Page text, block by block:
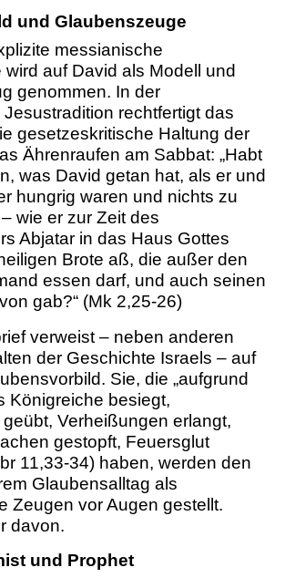
und Glaubenszeuge
messianische
auf David als Modell und
genommen. In der
rechtfertigt das
gesetzeskritische Haltung der
Ährenraufen am Sabbat: „Habt
was David getan hat, als er und
hungrig waren und nichts zu
wie er zur Zeit des
Abjatar in das Haus Gottes
Brote aß, die außer den
essen darf, und auch seinen
gab?“ (Mk 2,25-26)
verweist – neben anderen
der Geschichte Israels – auf
Sie, die „aufgrund
Königreiche besiegt,
Verheißungen erlangt,
gestopft, Feuersglut
11,33-34) haben, werden den
Glaubensalltag als
Zeugen vor Augen gestellt.
davon.
und Prophet